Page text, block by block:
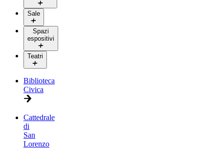
Sale
Spazi
espositivi
Teatri
Biblioteca
Civica
Cattedrale
di
San
Lorenzo